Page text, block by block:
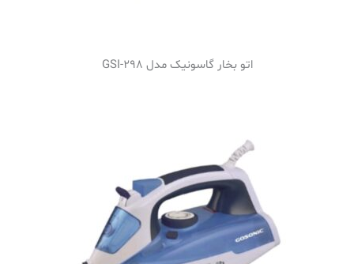
اتو بخار گاسونیک مدل GSI-298